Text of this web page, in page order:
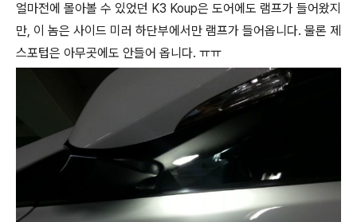
얼마전에 몰아볼 수 있었던 K3 Koup은 도어에도 램프가 들어왔지
만, 이 놈은 사이드 미러 하단부에서만 램프가 들어옵니다. 물론 제
스포텁은 아무곳에도 안들어 옵니다. ㅠㅠ